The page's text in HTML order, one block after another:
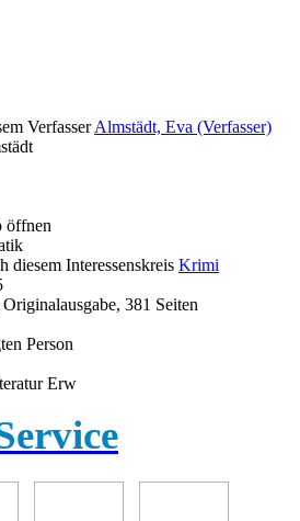
Verfasser Almstädt, Eva (Verfasser)
öffnen
diesem Interessenskreis Krimi
381 Seiten
Person
Erw